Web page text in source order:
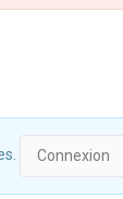
Connexion